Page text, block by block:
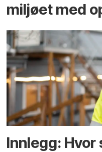
miljøet med
Innlegg: